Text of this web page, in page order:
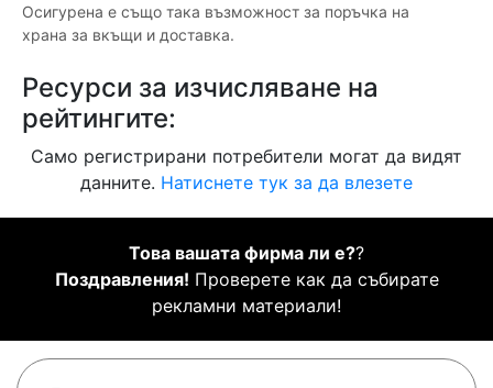
Осигурена е също така възможност за поръчка на
храна за вкъщи и доставка.
Ресурси за изчисляване на
рейтингите:
Само регистрирани потребители могат да видят
данните. Натиснете тук за да влезете
Това вашата фирма ли е??
Поздравления! Проверете как да събирате
рекламни материали!